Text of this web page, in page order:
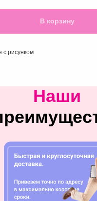
В корзину
с рисунком
Наши